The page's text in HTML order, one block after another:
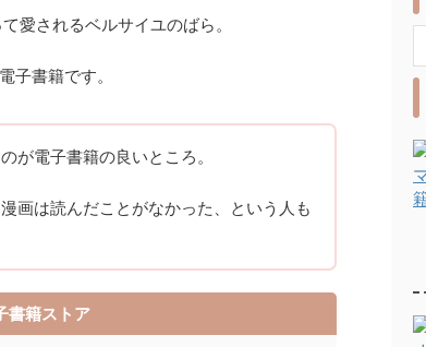
愛されるベルサイユのばら。
子書籍です。
が電子書籍の良いところ。
画は読んだことがなかった、という人も
書籍ストア